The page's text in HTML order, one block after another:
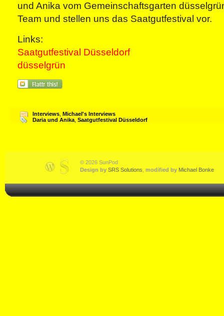
und Anika vom Gemeinschaftsgarten
Team und stellen uns das Saatgutfestival vor.
Links:
Saatgutfestival Düsseldorf
düsselgrün
Interviews Michael's Interviews
Daria und Anika Saatgutfestival Düsseldorf
© 2026 SunPod
Design by SRS Solutions modified by Michael Bonke